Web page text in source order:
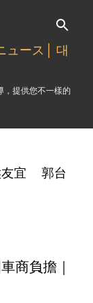
ュース│ 대
，提供您不一樣的
宜
郭台
商負擔｜